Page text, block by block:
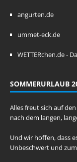
angurten.de
ummet-eck.de
WETTERchen.de -
SOMMERURLAUB
Alles freut sich auf
nach dem langen,
Und wir hoffen, dass
Unbeschwert und